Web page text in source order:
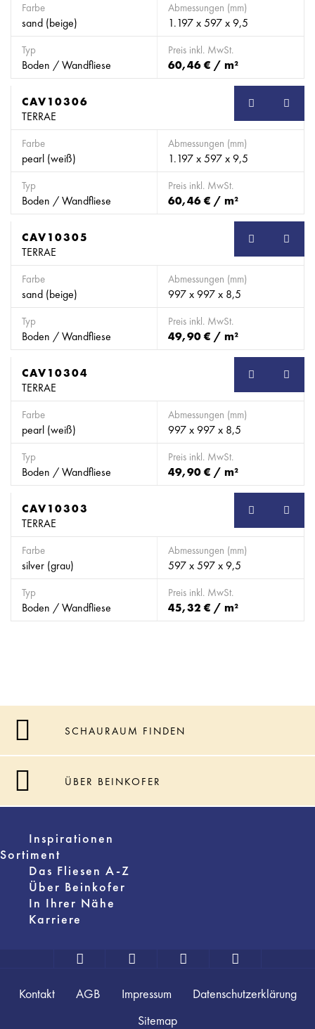
Farbe
sand (beige)
Abmessungen (mm)
1.197 x 597 x 9,5
Typ
Boden / Wandfliese
Preis inkl. MwSt.
60,46 € / m²
CAV10306
TERRAE
Farbe
pearl (weiß)
Abmessungen (mm)
1.197 x 597 x 9,5
Typ
Boden / Wandfliese
Preis inkl. MwSt.
60,46 € / m²
CAV10305
TERRAE
Farbe
sand (beige)
Abmessungen (mm)
997 x 997 x 8,5
Typ
Boden / Wandfliese
Preis inkl. MwSt.
49,90 € / m²
CAV10304
TERRAE
Farbe
pearl (weiß)
Abmessungen (mm)
997 x 997 x 8,5
Typ
Boden / Wandfliese
Preis inkl. MwSt.
49,90 € / m²
CAV10303
TERRAE
Farbe
silver (grau)
Abmessungen (mm)
597 x 597 x 9,5
Typ
Boden / Wandfliese
Preis inkl. MwSt.
45,32 € / m²
SCHAURAUM FINDEN
ÜBER BEINKOFER
Inspirationen
Sortiment
Das Fliesen A-Z
Über Beinkofer
In Ihrer Nähe
Karriere
Kontakt AGB Impressum
Datenschutzerklärung
Sitemap